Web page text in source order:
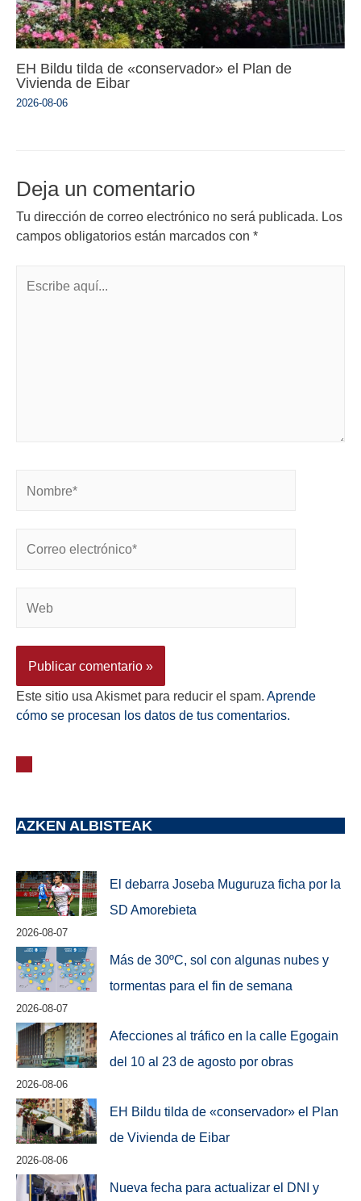
EH Bildu tilda de «conservador» el Plan de
Vivienda de Eibar
2026-08-06
Deja un comentario
Tu dirección de correo electrónico no será publicada. Los
campos obligatorios están marcados con *
Este sitio usa Akismet para reducir el spam. Aprende
cómo se procesan los datos de tus comentarios.
AZKEN ALBISTEAK
El debarra Joseba Muguruza ficha por la
SD Amorebieta
2026-08-07
Más de 30ºC, sol con algunas nubes y
tormentas para el fin de semana
2026-08-07
Afecciones al tráfico en la calle Egogain
del 10 al 23 de agosto por obras
2026-08-06
EH Bildu tilda de «conservador» el Plan
de Vivienda de Eibar
2026-08-06
Nueva fecha para actualizar el DNI y